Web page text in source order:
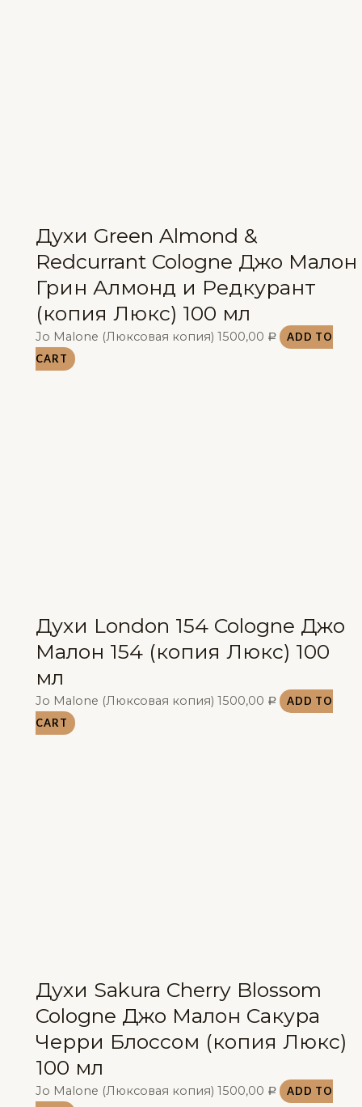
Духи Green Almond &
Redcurrant Cologne Джо Малон
Грин Алмонд и Редкурант
(копия Люкс) 100 мл
Jo Malone (Люксовая копия) 1500,00 Р
ADD TO
CART
Духи London 154 Cologne Джо
Малон 154 (копия Люкс) 100
мл
Jo Malone (Люксовая копия) 1500,00 Р
ADD TO
CART
Духи Sakura Cherry Blossom
Cologne Джо Малон Сакура
Черри Блоссом (копия Люкс)
100 мл
Jo Malone (Люксовая копия) 1500,00 Р
ADD TO